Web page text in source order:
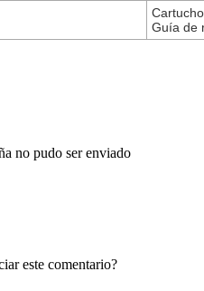
Guía de
no pudo ser enviado
este comentario?